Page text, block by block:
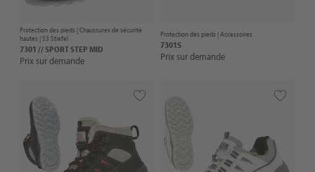
Protection des pieds |Chaussures de sécurité
hautes | S3 Stiefel
7301 // SPORT STEP MID
Prix sur demande
Protection des pieds |Accessoires
7301S
Prix sur demande